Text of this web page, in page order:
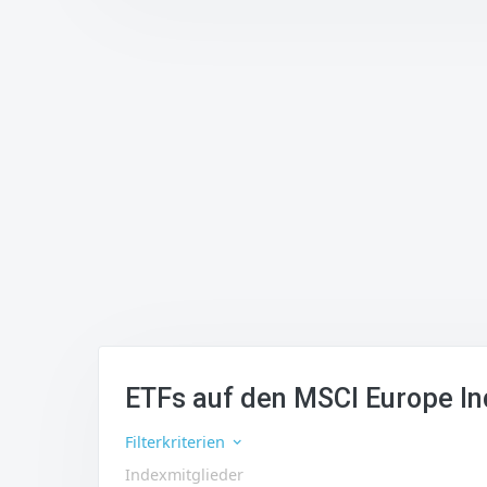
ETFs auf den MSCI Europe
Filterkriterien
Indexmitglieder